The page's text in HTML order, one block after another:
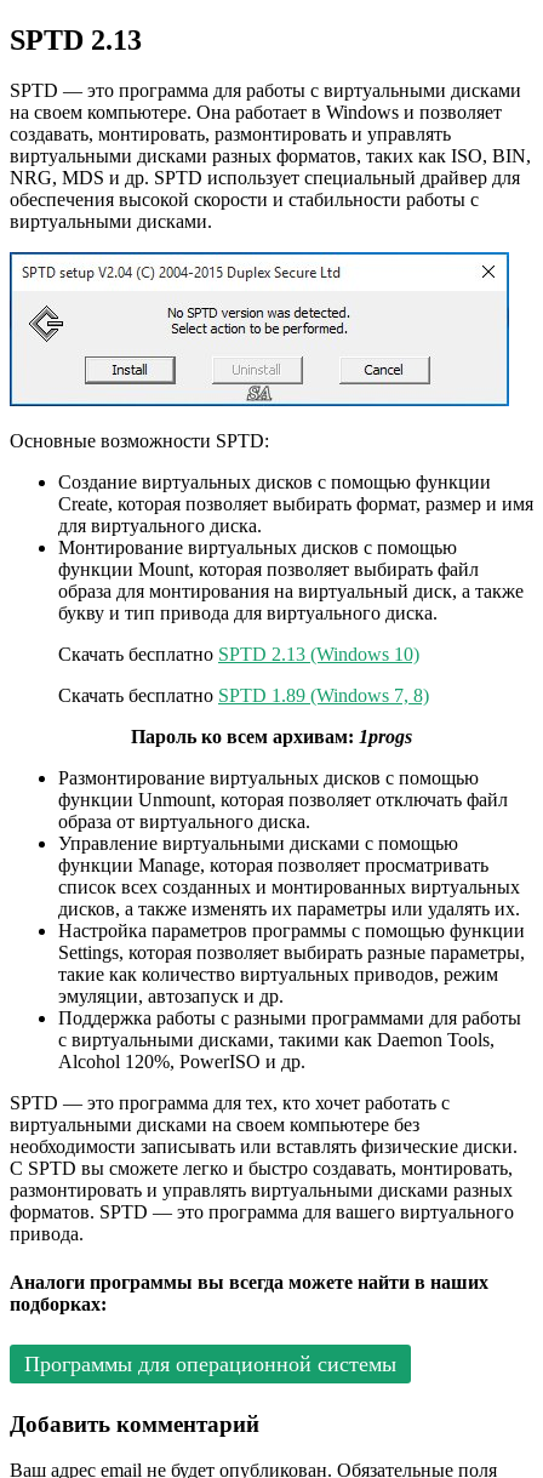
SPTD 2.13
SPTD — это программа для работы с виртуальными дисками
на своем компьютере. Она работает в Windows и позволяет
создавать, монтировать, размонтировать и управлять
виртуальными дисками разных форматов, таких как ISO, BIN,
NRG, MDS и др. SPTD использует специальный драйвер для
обеспечения высокой скорости и стабильности работы с
виртуальными дисками.
Основные возможности SPTD:
Создание виртуальных дисков с помощью функции
Create, которая позволяет выбирать формат, размер и имя
для виртуального диска.
Монтирование виртуальных дисков с помощью
функции Mount, которая позволяет выбирать файл
образа для монтирования на виртуальный диск, а также
букву и тип привода для виртуального диска.
Скачать бесплатно SPTD 2.13 (Windows 10)
Скачать бесплатно SPTD 1.89 (Windows 7, 8)
Пароль ко всем архивам: 1progs
Размонтирование виртуальных дисков с помощью
функции Unmount, которая позволяет отключать файл
образа от виртуального диска.
Управление виртуальными дисками с помощью
функции Manage, которая позволяет просматривать
список всех созданных и монтированных виртуальных
дисков, а также изменять их параметры или удалять их.
Настройка параметров программы с помощью функции
Settings, которая позволяет выбирать разные параметры,
такие как количество виртуальных приводов, режим
эмуляции, автозапуск и др.
Поддержка работы с разными программами для работы
с виртуальными дисками, такими как Daemon Tools,
Alcohol 120%, PowerISO и др.
SPTD — это программа для тех, кто хочет работать с
виртуальными дисками на своем компьютере без
необходимости записывать или вставлять физические диски.
С SPTD вы сможете легко и быстро создавать, монтировать,
размонтировать и управлять виртуальными дисками разных
форматов. SPTD — это программа для вашего виртуального
привода.
Аналоги программы вы всегда можете найти в наших
подборках:
Программы для операционной системы
Добавить комментарий
Ваш адрес email не будет опубликован. Обязательные поля